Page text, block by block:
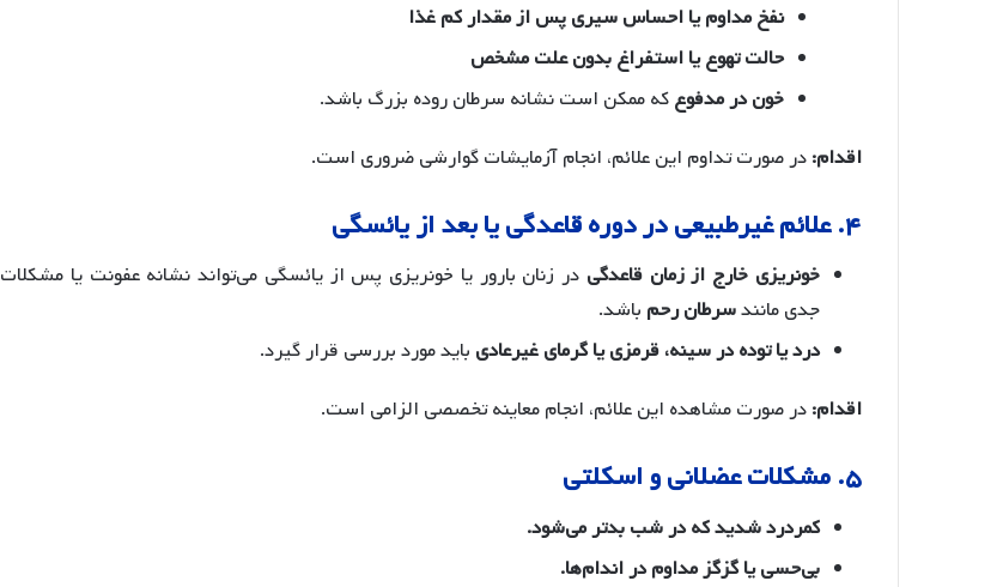
نفخ مداوم یا احساس سیری پس از مقدار کم غذا
حالت تهوع یا استفراغ بدون علت مشخص
خون در مدفوعکه ممکن است نشانه سرطان روده بزرگ باشد.
اقدام:در صورت تداوم این علائم، انجام آزمایشات گوارشی ضروری است.
۴. علائم غیرطبیعی در دوره قاعدگی یا بعد از یائسگی
خونریزی خارج از زمان قاعدگی در زنان بارور یا خونریزی پس از یائسگی می‌تواند نشانه عفونت یا مشکلات
جدی مانندسرطان رحم باشد.
درد یا توده در سینه، قرمزی یا گرمای غیرعادی باید مورد بررسی قرار گیرد.
اقدام:در صورت مشاهده این علائم، انجام معاینه تخصصی الزامی است.
۵. مشکلات عضلانی و اسکلتی
کمردرد شدید که در شب بدتر می‌شود.
بی‌حسی یا گزگز مداوم در اندام‌ها.